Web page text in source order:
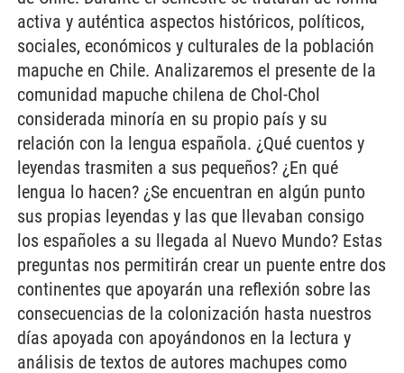
activa y auténtica aspectos históricos, políticos,
sociales, económicos y culturales de la población
mapuche en Chile. Analizaremos el presente de la
comunidad mapuche chilena de Chol-Chol
considerada minoría en su propio país y su
relación con la lengua española. ¿Qué cuentos y
leyendas trasmiten a sus pequeños? ¿En qué
lengua lo hacen? ¿Se encuentran en algún punto
sus propias leyendas y las que llevaban consigo
los españoles a su llegada al Nuevo Mundo? Estas
preguntas nos permitirán crear un puente entre dos
continentes que apoyarán una reflexión sobre las
consecuencias de la colonización hasta nuestros
días apoyada con apoyándonos en la lectura y
análisis de textos de autores machupes como